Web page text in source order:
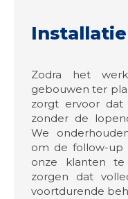
Zodra het
gebouwen ter
zorgt ervoor dat
zonder de
We
om de follow-up
onze klanten
zorgen dat
voortdurende